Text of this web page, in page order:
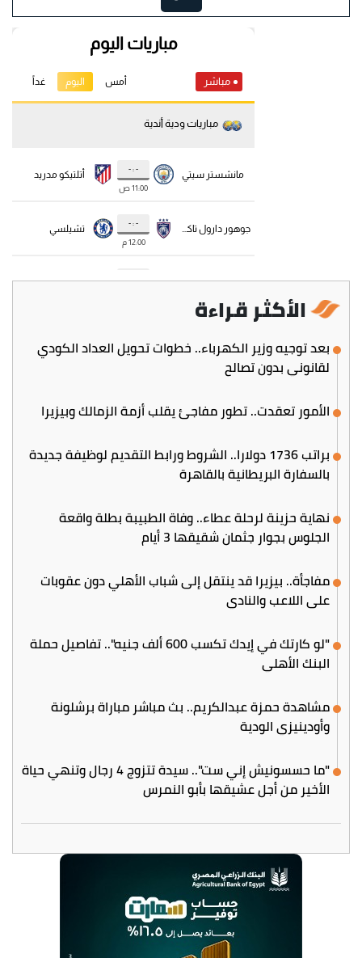
الأكثر قراءة
بعد توجيه وزير الكهرباء.. خطوات تحويل العداد الكودي
لقانوني بدون تصالح
الأمور تعقدت.. تطور مفاجئ يقلب أزمة الزمالك وبيزيرا
براتب 1736 دولارا.. الشروط ورابط التقديم لوظيفة جديدة
بالسفارة البريطانية بالقاهرة
نهاية حزينة لرحلة عطاء.. وفاة الطبيبة بطلة واقعة
الجلوس بجوار جثمان شقيقها 3 أيام
مفاجأة.. بيزيرا قد ينتقل إلى شباب الأهلي دون عقوبات
على اللاعب والنادي
"لو كارتك في إيدك تكسب 600 ألف جنيه".. تفاصيل حملة
البنك الأهلي
مشاهدة حمزة عبدالكريم.. بث مباشر مباراة برشلونة
وأودينيزي الودية
"ما حسسونيش إني ست".. سيدة تتزوج 4 رجال وتنهي حياة
الأخير من أجل عشيقها بأبو النمرس